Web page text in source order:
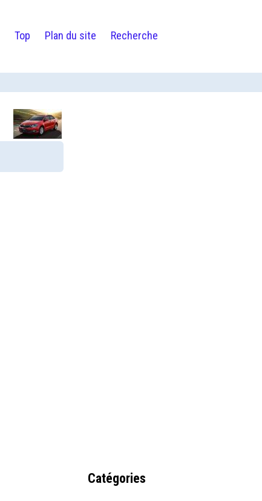
Top Plan du site Recherche
Catégories